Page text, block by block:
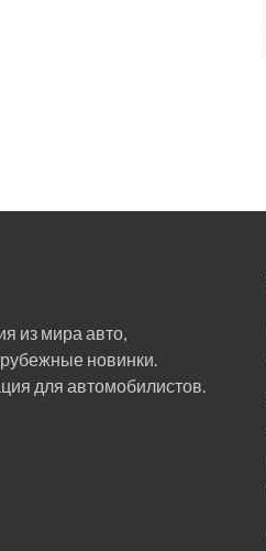
из мира авто,
новинки.
для автомобилистов.